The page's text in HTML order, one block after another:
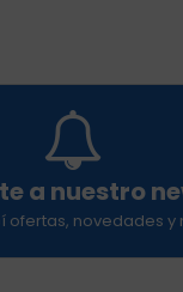
a nuestro
ofertas, novedades y